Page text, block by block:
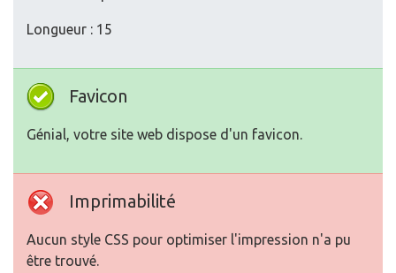
Longueur : 15
Favicon
Génial, votre site web dispose d'un favicon.
Imprimabilité
Aucun style CSS pour optimiser l'impression n'a pu
être trouvé.